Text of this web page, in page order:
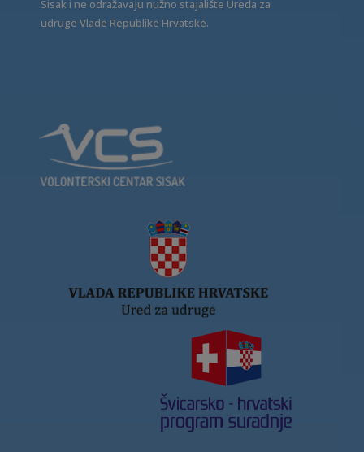
Sisak i ne odražavaju nužno stajalište Ureda za
udruge Vlade Republike Hrvatske.